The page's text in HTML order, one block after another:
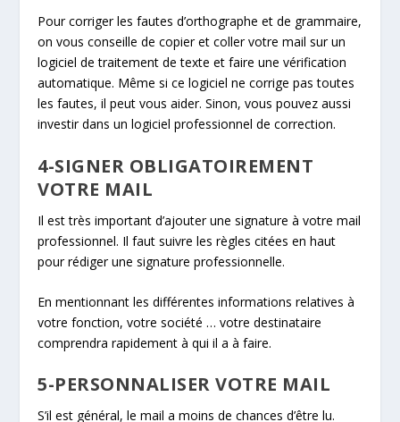
Pour corriger les fautes d’orthographe et de grammaire,
on vous conseille de copier et coller votre mail sur un
logiciel de traitement de texte et faire une vérification
automatique. Même si ce logiciel ne corrige pas toutes
les fautes, il peut vous aider. Sinon, vous pouvez aussi
investir dans un logiciel professionnel de correction.
4-SIGNER OBLIGATOIREMENT
VOTRE MAIL
Il est très important d’ajouter une signature à votre mail
professionnel. Il faut suivre les règles citées en haut
pour rédiger une signature professionnelle.
En mentionnant les différentes informations relatives à
votre fonction, votre société … votre destinataire
comprendra rapidement à qui il a à faire.
5-PERSONNALISER VOTRE MAIL
S’il est général, le mail a moins de chances d’être lu.